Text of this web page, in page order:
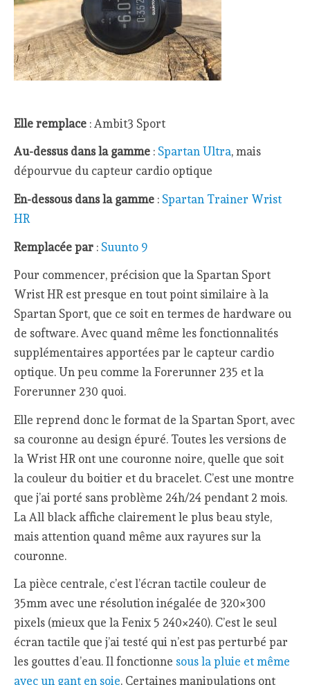
Elle remplace : Ambit3 Sport
Au-dessus dans la gamme : Spartan Ultra, mais
dépourvue du capteur cardio optique
En-dessous dans la gamme : Spartan Trainer Wrist
HR
Remplacée par : Suunto 9
Pour commencer, précision que la Spartan Sport
Wrist HR est presque en tout point similaire à la
Spartan Sport, que ce soit en termes de hardware ou
de software. Avec quand même les fonctionnalités
supplémentaires apportées par le capteur cardio
optique. Un peu comme la Forerunner 235 et la
Forerunner 230 quoi.
Elle reprend donc le format de la Spartan Sport, avec
sa couronne au design épuré. Toutes les versions de
la Wrist HR ont une couronne noire, quelle que soit
la couleur du boitier et du bracelet. C’est une montre
que j’ai porté sans problème 24h/24 pendant 2 mois.
La All black affiche clairement le plus beau style,
mais attention quand même aux rayures sur la
couronne.
La pièce centrale, c’est l’écran tactile couleur de
35mm avec une résolution inégalée de 320×300
pixels (mieux que la Fenix 5 240×240). C’est le seul
écran tactile que j’ai testé qui n’est pas perturbé par
les gouttes d’eau. Il fonctionne sous la pluie et même
avec un gant en soie. Certaines manipulations ont